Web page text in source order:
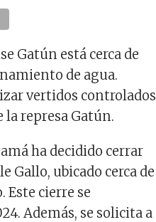
Gatún está cerca de
de agua.
vertidos controlados
la represa Gatún.
ha decidido cerrar
Gallo, ubicado cerca de
Este cierre se
Además, se solicita a